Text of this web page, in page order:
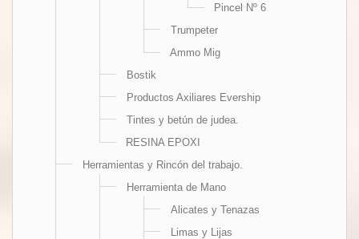
Pincel Nº 6
Trumpeter
Ammo Mig
Bostik
Productos Axiliares Evership
Tintes y betún de judea.
RESINA EPOXI
Herramientas y Rincón del trabajo.
Herramienta de Mano
Alicates y Tenazas
Limas y Lijas